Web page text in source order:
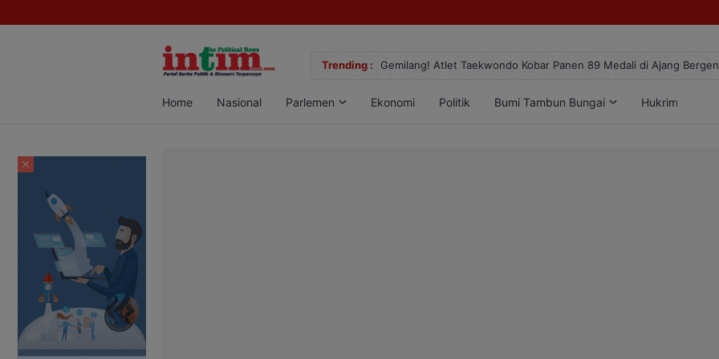
Trending :
Sabu di Pangkalan Bun, Dua Pelaku Diamankan Gemilang! Atlet Taekwondo Kobar Panen 89 Medali di Ajang
Home Nasional Parlemen Ekonomi Politik Bumi Tambun Bungai Hukrim